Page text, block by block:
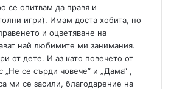
се опитвам да правя и
игри). Имам доста хобита, но
и оцветяване на
най любимите ми занимания.
от дете. И аз като повечето от
„Не се сърди човече“ и „Дама“ ,
ми се засили, благодарение на